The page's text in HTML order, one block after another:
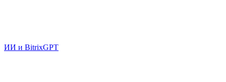
ИИ и BitrixGPT